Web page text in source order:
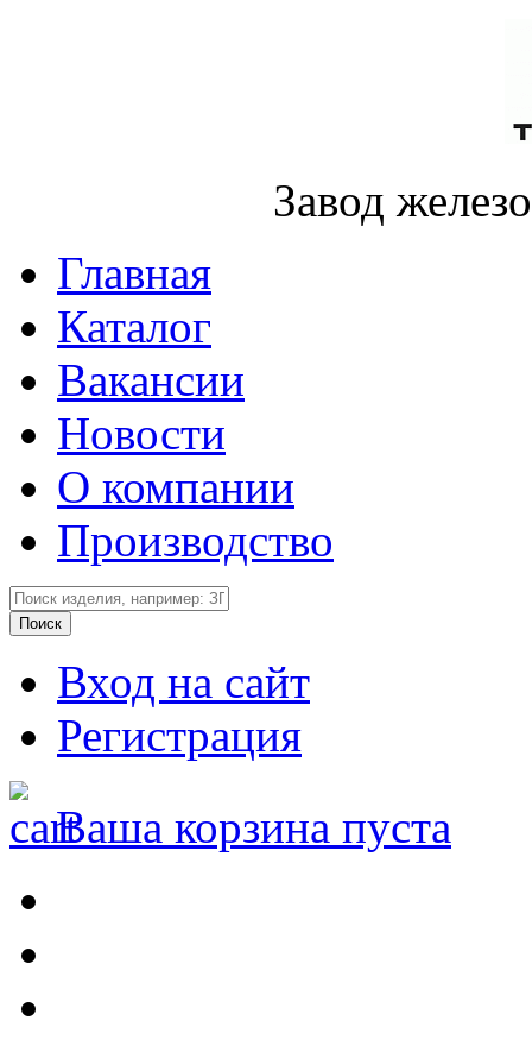
Завод
Главная
Каталог
Вакансии
Новости
О компании
Производство
Вход на сайт
Регистрация
Ваша корзина пуста